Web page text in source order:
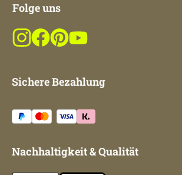
Folge uns
Sichere Bezahlung
Nachhaltigkeit & Qualität